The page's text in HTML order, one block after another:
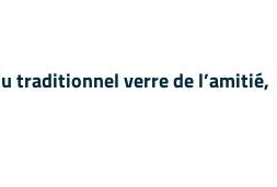
traditionnel verre de l’amitié,